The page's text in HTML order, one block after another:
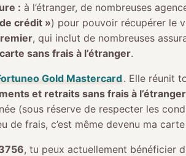
: à l’étranger, de nombreuses
crédit ») pour pouvoir récupérer le
, qui inclut de nombreuses
carte sans frais à l’étranger.
Gold Mastercard. Elle réunit
et retraits sans frais à l’étranger
(sous réserve de respecter les
de frais, c’est même devenu ma
, tu peux actuellement bénéficier